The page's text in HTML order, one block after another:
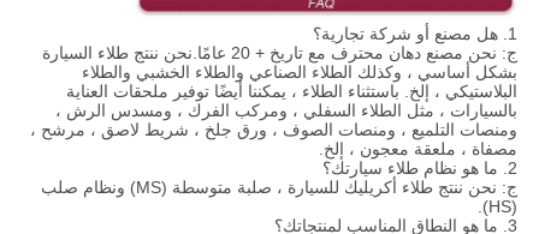
1. هل مصنع أو شركة تجارية؟
ج: نحن مصنع دهان محترف مع تاريخ + 20 عامًا.نحن ننتج طلاء السيارة
بشكل أساسي ، وكذلك الطلاء الصناعي والطلاء الخشبي والطلاء
البلاستيكي ، إلخ. باستثناء الطلاء ، يمكننا أيضًا توفير ملحقات العناية
بالسيارات ، مثل الطلاء السفلي ، ومركب الفرك ، ومسدس الرش ،
ومنصات التلميع ، ومنصات الصوف ، ورق جلخ ، شريط لاصق ، مرشح ،
مصفاة ، ملعقة معجون ، إلخ.
2. ما هو نظام طلاء سيارتك؟
ج: نحن ننتج طلاء أكريليك للسيارة ، صلبة متوسطة (MS) ونظام صلب
(HS).
3. ما هو النطاق المناسب لمنتجاتك؟